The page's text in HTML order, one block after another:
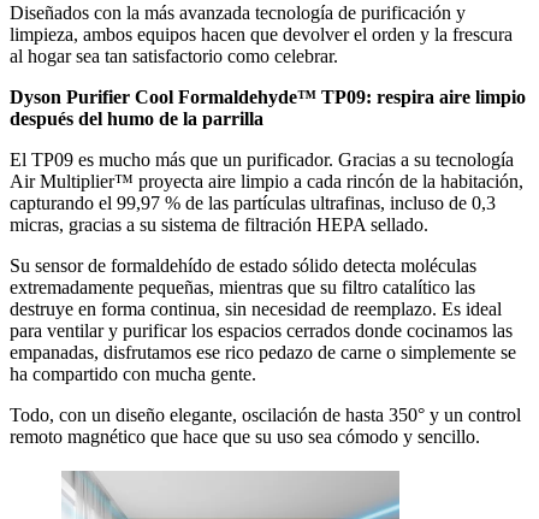
Diseñados con la más avanzada tecnología de purificación y
limpieza, ambos equipos hacen que devolver el orden y la frescura
al hogar sea tan satisfactorio como celebrar.
Dyson Purifier Cool Formaldehyde™ TP09: respira aire limpio
después del humo de la parrilla
El TP09 es mucho más que un purificador. Gracias a su tecnología
Air Multiplier™ proyecta aire limpio a cada rincón de la habitación,
capturando el 99,97 % de las partículas ultrafinas, incluso de 0,3
micras, gracias a su sistema de filtración HEPA sellado.
Su sensor de formaldehído de estado sólido detecta moléculas
extremadamente pequeñas, mientras que su filtro catalítico las
destruye en forma continua, sin necesidad de reemplazo. Es ideal
para ventilar y purificar los espacios cerrados donde cocinamos las
empanadas, disfrutamos ese rico pedazo de carne o simplemente se
ha compartido con mucha gente.
Todo, con un diseño elegante, oscilación de hasta 350° y un control
remoto magnético que hace que su uso sea cómodo y sencillo.